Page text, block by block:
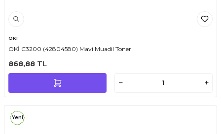
OKI
OKİ C3200 (42804580) Mavi Muadil Toner
868,88 TL
Yeni